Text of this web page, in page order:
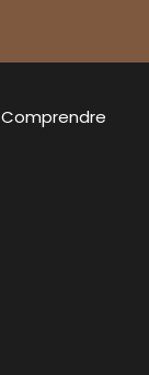
Comprendre